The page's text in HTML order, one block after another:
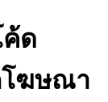
ค้ด
โฆษณา